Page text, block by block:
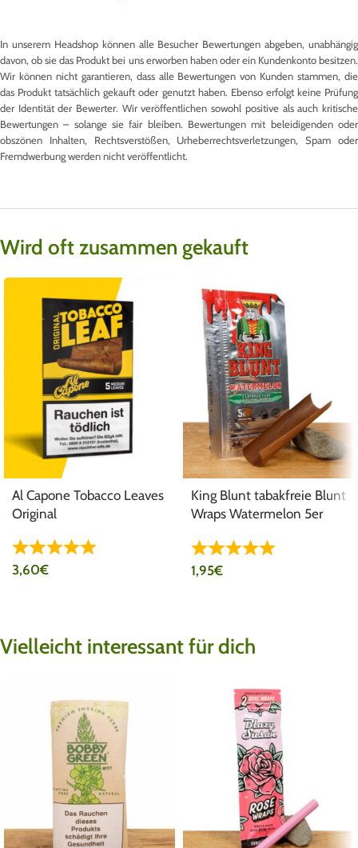
In unserem Headshop können alle Besucher Bewertungen abgeben, unabhängig
davon, ob sie das Produkt bei uns erworben haben oder ein Kundenkonto besitzen.
Wir können nicht garantieren, dass alle Bewertungen von Kunden stammen, die
das Produkt tatsächlich gekauft oder genutzt haben. Ebenso erfolgt keine Prüfung
der Identität der Bewerter. Wir veröffentlichen sowohl positive als auch kritische
Bewertungen – solange sie fair bleiben. Bewertungen mit beleidigenden oder
obszönen Inhalten, Rechtsverstößen, Urheberrechtsverletzungen, Spam oder
Fremdwerbung werden nicht veröffentlicht.
Wird oft zusammen gekauft
Al Capone Tobacco Leaves
Original
3,60€
King Blunt tabakfreie Blunt
Wraps Watermelon 5er
1,95€
Vielleicht interessant für dich